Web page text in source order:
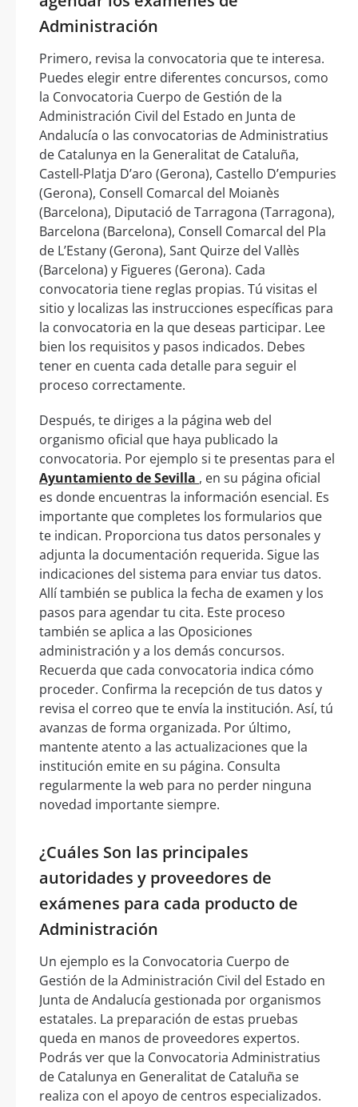
Administración
Primero, revisa la convocatoria que te interesa.
Puedes elegir entre diferentes concursos, como
la Convocatoria Cuerpo de Gestión de la
Administración Civil del Estado en Junta de
Andalucía o las convocatorias de Administratius
de Catalunya en la Generalitat de Cataluña,
Castell-Platja D’aro (Gerona), Castello D’empuries
(Gerona), Consell Comarcal del Moianès
(Barcelona), Diputació de Tarragona (Tarragona),
Barcelona (Barcelona), Consell Comarcal del Pla
de L’Estany (Gerona), Sant Quirze del Vallès
(Barcelona) y Figueres (Gerona). Cada
convocatoria tiene reglas propias. Tú visitas el
sitio y localizas las instrucciones específicas para
la convocatoria en la que deseas participar. Lee
bien los requisitos y pasos indicados. Debes
tener en cuenta cada detalle para seguir el
proceso correctamente.
Después, te diriges a la página web del
organismo oficial que haya publicado la
convocatoria. Por ejemplo si te presentas para el
Ayuntamiento de Sevilla , en su página oficial
es donde encuentras la información esencial. Es
importante que completes los formularios que
te indican. Proporciona tus datos personales y
adjunta la documentación requerida. Sigue las
indicaciones del sistema para enviar tus datos.
Allí también se publica la fecha de examen y los
pasos para agendar tu cita. Este proceso
también se aplica a las Oposiciones
administración y a los demás concursos.
Recuerda que cada convocatoria indica cómo
proceder. Confirma la recepción de tus datos y
revisa el correo que te envía la institución. Así, tú
avanzas de forma organizada. Por último,
mantente atento a las actualizaciones que la
institución emite en su página. Consulta
regularmente la web para no perder ninguna
novedad importante siempre.
¿Cuáles Son las principales
autoridades y proveedores de
exámenes para cada producto de
Administración
Un ejemplo es la Convocatoria Cuerpo de
Gestión de la Administración Civil del Estado en
Junta de Andalucía gestionada por organismos
estatales. La preparación de estas pruebas
queda en manos de proveedores expertos.
Podrás ver que la Convocatoria Administratius
de Catalunya en Generalitat de Cataluña se
realiza con el apoyo de centros especializados.